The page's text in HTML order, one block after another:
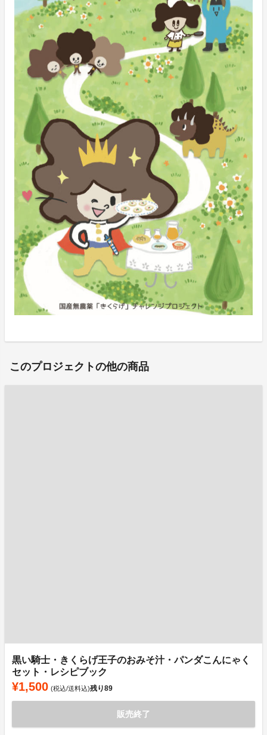
このプロジェクトの他の商品
黒い騎士・きくらげ王子のおみそ汁・パンダこんにゃく
セット・レシピブック
¥1,500 (税込/送料込)残り89
販売終了